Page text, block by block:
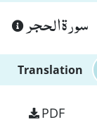
سورة الحجر
Translation
PDF